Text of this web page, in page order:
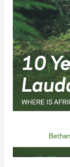
L’AFRIQUE ?